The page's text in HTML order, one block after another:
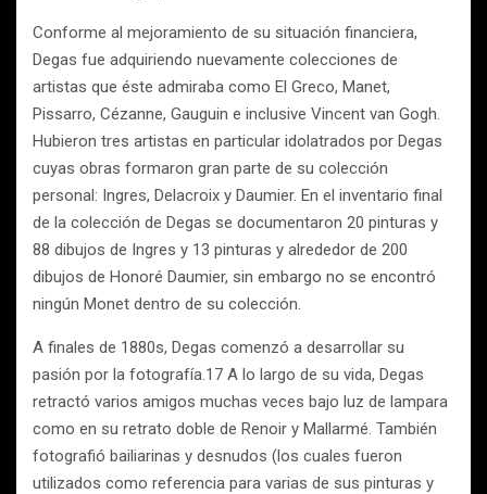
Conforme al mejoramiento de su situación financiera,
Degas fue adquiriendo nuevamente colecciones de
artistas que éste admiraba como El Greco, Manet,
Pissarro, Cézanne, Gauguin e inclusive Vincent van Gogh.
Hubieron tres artistas en particular idolatrados por Degas
cuyas obras formaron gran parte de su colección
personal: Ingres, Delacroix y Daumier. En el inventario final
de la colección de Degas se documentaron 20 pinturas y
88 dibujos de Ingres y 13 pinturas y alrededor de 200
dibujos de Honoré Daumier, sin embargo no se encontró
ningún Monet dentro de su colección.
A finales de 1880s, Degas comenzó a desarrollar su
pasión por la fotografía.17 A lo largo de su vida, Degas
retractó varios amigos muchas veces bajo luz de lampara
como en su retrato doble de Renoir y Mallarmé. También
fotografió bailiarinas y desnudos (los cuales fueron
utilizados como referencia para varias de sus pinturas y